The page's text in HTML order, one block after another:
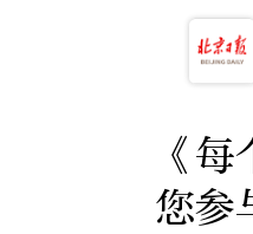
《
您参